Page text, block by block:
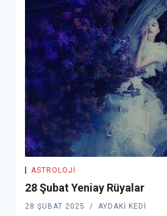
ASTROLOJI
28 Şubat Yeniay Rüyalar
28 ŞUBAT 2025 AYDAKI KEDI